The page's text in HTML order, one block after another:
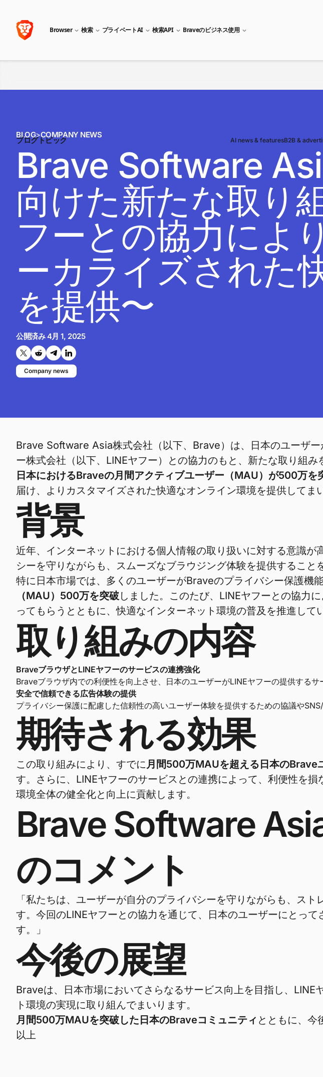
Browser 検索 プライベートAI 検索API Braveのビジネス使用
ブログトピック AI news & featuresB2B &
BLOG>COMPANY NEWS
Brave Software
向けた新たな取り
フーとの協力によ
ーカライズされた
を提供〜
公開済み4月 1, 2025
Twitterで共有する
Reddit で共有
Telegramで共有
LinkedInで共有
Company news
Brave Software Asia株式会社（以下、Brave）は、日本のユーザ
ー株式会社（以下、LINEヤフー）との協力のもと、新たな取り組み
日本におけるBraveの月間アクティブユーザー（MAU）が500万を
届け、よりカスタマイズされた快適なオンライン環境を提供してま
背景
近年、インターネットにおける個人情報の取り扱いに対する意識
シーを守りながらも、スムーズなブラウジング体験を提供すること
特に日本市場では、多くのユーザーがBraveのプライバシー保護機
（MAU）500万を突破しました。このたび、LINEヤフーとの協力
ってもらうとともに、快適なインターネット環境の普及を推進して
取り組みの内容
BraveブラウザとLINEヤフーのサービスの連携強化
Braveブラウザ内での利便性を向上させ、日本のユーザーがLINEヤフーの提供するサ
安全で信頼できる広告体験の提供
プライバシー保護に配慮した信頼性の高いユーザー体験を提供するための協議や
期待される効果
この取り組みにより、すでに月間500万MAUを超える日本のBrave
す。さらに、LINEヤフーのサービスとの連携によって、利便性を
環境全体の健全化と向上に貢献します。
Brave Software
のコメント
「私たちは、ユーザーが自分のプライバシーを守りながらも、ス
す。今回のLINEヤフーとの協力を通じて、日本のユーザーにとっ
す。」
今後の展望
Braveは、日本市場においてさらなるサービス向上を目指し、
ト環境の実現に取り組んでまいります。
月間500万MAUを突破した日本のBraveコミュニティ とともに、今
以上